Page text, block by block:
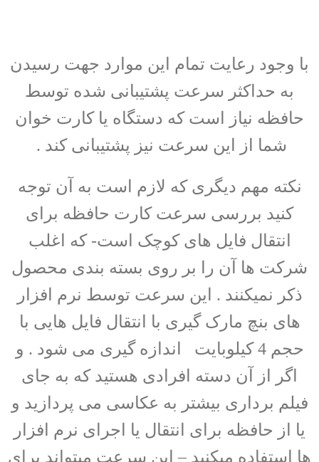
با وجود رعایت تمام این موارد جهت رسیدن
به حداکثر سرعت پشتیبانی شده توسط
حافظه نیاز است که دستگاه یا کارت خوان
شما از این سرعت نیز پشتیبانی کند .
نکته مهم دیگری که لازم است به آن توجه
کنید بررسی سرعت کارت حافظه برای
انتقال فایل های کوچک است- که اغلب
شرکت ها آن را بر روی بسته بندی محصول
ذکر نمیکنند . این سرعت توسط نرم افزار
های بنچ مارک گیری با انتقال فایل هایی با
حجم 4 کیلوبایت اندازه گیری می شود . و
اگر از آن دسته افرادی هستید که به جای
فیلم برداری بیشتر به عکاسی می پردازید و
یا از حافظه برای انتقال یا اجرای نرم افزار
ها استفاده میکنید – این سرعت میتواند برای